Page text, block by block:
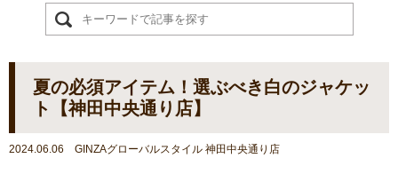
夏の必須アイテム！選ぶべき白のジャケッ
ト【神田中央通り店】
2024.06.06 GINZAグローバルスタイル 神田中央通り店